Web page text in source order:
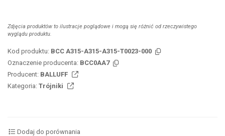
Zdjęcia produktów to ilustracje poglądowe i mogą się różnić od rzeczywistego
wyglądu produktu.
Kod produktu: BCC A315-A315-A315-T0023-000
Oznaczenie producenta: BCC0AA7
Producent: BALLUFF
Kategoria: Trójniki
Dodaj do porównania